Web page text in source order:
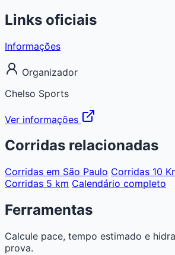
Links oficiais
Informações
Organizador
Chelso Sports
Ver informações
Corridas relacionadas
Corridas em São Paulo Corridas 10
Corridas 5 km Calendário completo
Ferramentas
Calcule pace, tempo estimado e
prova.